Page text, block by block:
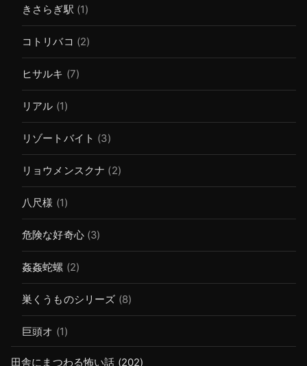
きさらぎ駅 (1)
コトリバコ (2)
ヒサルキ (7)
リアル (1)
リゾートバイト (3)
リョウメンスクナ (2)
八尺様 (1)
危険な好奇心(3)
姦姦蛇螺 (2)
巣くうものシリーズ (8)
巨頭オ (1)
田舎にまつわる怖い話 (202)